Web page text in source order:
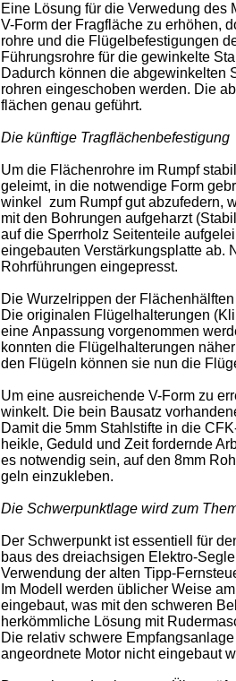
Eine Lösung für die Verwedung
V-Form der Fragfläche zu erhöhen,
rohre und die Flügelbefestigungen
Führungsrohre für die gewinkelte
Dadurch können die abgewinkelten
rohren eingeschoben werden. Die
flächen genau geführt.
Die künftige Tragflächenbefestigung
Um die Flächenrohre im Rumpf
geleimt, in die notwendige Form
winkel zum Rumpf gut abzufedern,
mit den Bohrungen aufgeharzt
auf die Sperrholz Seitenteile
eingebauten Verstärkungsplatte ab.
Rohrführungen eingepresst.
Die Wurzelrippen der
Die originalen Flügelhalterungen
eine Anpassung vorgenommen
konnten die Flügelhalterungen
den Flügeln können sie nun die
Um eine ausreichende V-Form zu
winkelt. Die bein Bausatz
Damit die 5mm Stahlstifte in die
heikle, Geduld und Zeit fordernde
es notwendig sein, auf den 8mm
geln einzukleben.
Die Schwerpunktlage wird zum
Der Schwerpunkt ist essentiell für
baus des dreiachsigen Elektro-
Verwendung der alten Tipp-
Im Modell werden üblicher Weise
eingebaut, was mit den schweren
herkömmliche Lösung mit
Die relativ schwere
angeordnete Motor nicht eingebaut